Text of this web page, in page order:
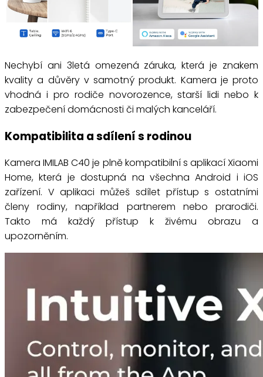
Nechybí ani 3letá omezená záruka, která je znakem
kvality a důvěry v samotný produkt. Kamera je proto
vhodná i pro rodiče novorozence, starší lidi nebo k
zabezpečení domácnosti či malých kanceláří.
Kompatibilita a sdílení s rodinou
Kamera IMILAB C40 je plně kompatibilní s aplikací Xiaomi
Home, která je dostupná na všechna Android i iOS
zařízení. V aplikaci můžeš sdílet přístup s ostatními
členy rodiny, například partnerem nebo prarodiči.
Takto má každý přístup k živému obrazu a
upozorněním.